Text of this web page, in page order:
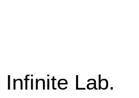
Infinite Lab.